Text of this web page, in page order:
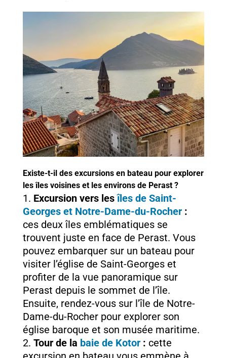
Existe-t-il des excursions en bateau pour explorer
les îles voisines et les environs de Perast ?
Excursion vers lesîles de Saint-
Georges et Notre-Dame-du-Rocher:
ces deux îles emblématiques se
trouvent juste en face de Perast. Vous
pouvez embarquer sur un bateau pour
visiter l’église de Saint-Georges et
profiter de la vue panoramique sur
Perast depuis le sommet de l’île.
Ensuite, rendez-vous sur l’île de Notre-
Dame-du-Rocher pour explorer son
église baroque et son musée maritime.
Tour de la baie de Kotor: cette